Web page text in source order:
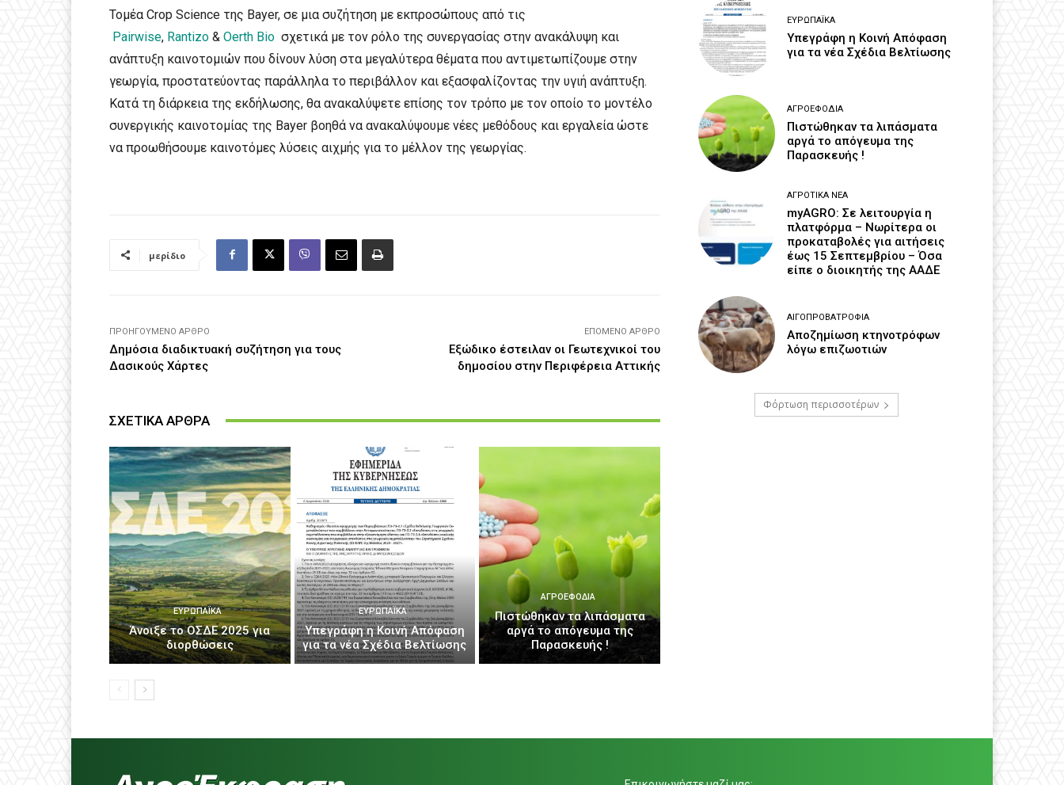
Τομέα Crop Science της Bayer, σε μια συζήτηση με εκπροσώπους από τις
Pairwise, Rantizo & Oerth Bio σχετικά με τον ρόλο της συνεργασίας στην ανακάλυψη και
ανάπτυξη καινοτομιών που δίνουν λύση στα μεγαλύτερα θέματα που αντιμετωπίζουμε στην
γεωργία, προστατεύοντας παράλληλα το περιβάλλον και εξασφαλίζοντας την υγιή ανάπτυξη.
Κατά τη διάρκεια της εκδήλωσης, θα ανακαλύψετε επίσης τον τρόπο με τον οποίο το μοντέλο
συνεργικής καινοτομίας της Bayer βοηθά να ανακαλύψουμε νέες μεθόδους και εργαλεία ώστε
να προωθήσουμε καινοτόμες λύσεις αιχμής για το μέλλον της γεωργίας.
μερίδιο
ΠΡΟΗΓΟΎΜΕΝΟ ΆΡΘΡΟ
Δημόσια διαδικτυακή συζήτηση για τους
Δασικούς Χάρτες
ΕΠΌΜΕΝΟ ΆΡΘΡΟ
Εξώδικο έστειλαν οι Γεωτεχνικοί του
δημοσίου στην Περιφέρεια Αττικής
ΣΧΕΤΙΚΑ ΑΡΘΡΑ
ΕΥΡΩΠΑΪΚΆ
Άνοιξε το ΟΣΔΕ 2025 για
διορθώσεις
ΕΥΡΩΠΑΪΚΆ
Υπεγράφη η Κοινή Απόφαση
για τα νέα Σχέδια Βελτίωσης
ΑΓΡΟΕΦΌΔΙΑ
Πιστώθηκαν τα λιπάσματα
αργά το απόγευμα της
Παρασκευής !
ΕΥΡΩΠΑΪΚΆ
Υπεγράφη η Κοινή Απόφαση
για τα νέα Σχέδια Βελτίωσης
ΑΓΡΟΕΦΌΔΙΑ
Πιστώθηκαν τα λιπάσματα
αργά το απόγευμα της
Παρασκευής !
ΑΓΡΟΤΙΚΆ ΝΈΑ
myAGRO: Σε λειτουργία η
πλατφόρμα – Νωρίτερα οι
προκαταβολές για αιτήσεις
έως 15 Σεπτεμβρίου – Όσα
είπε ο διοικητής της ΑΑΔΕ
ΑΙΓΟΠΡΟΒΑΤΡΟΦΊΑ
Αποζημίωση κτηνοτρόφων
λόγω επιζωοτιών
Φόρτωση περισσοτέρων